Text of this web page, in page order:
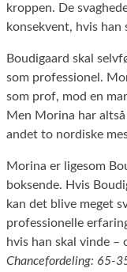
kroppen. De
konsekvent, hvis han
Boudigaard skal
som professionel.
som prof, mod en
Men Morina har
andet to nordiske
Morina er ligesom
boksende. Hvis
kan det blive meget
professionelle
hvis han skal vinde –
Chancefordeling: 65-